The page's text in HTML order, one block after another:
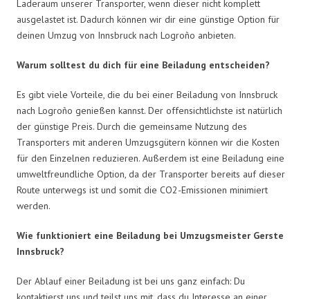
Laderaum unserer Transporter, wenn dieser nicht komplett
ausgelastet ist. Dadurch können wir dir eine günstige Option für
deinen Umzug von Innsbruck nach Logroño anbieten.
Warum solltest du dich für eine Beiladung entscheiden?
Es gibt viele Vorteile, die du bei einer Beiladung von Innsbruck
nach Logroño genießen kannst. Der offensichtlichste ist natürlich
der günstige Preis. Durch die gemeinsame Nutzung des
Transporters mit anderen Umzugsgütern können wir die Kosten
für den Einzelnen reduzieren. Außerdem ist eine Beiladung eine
umweltfreundliche Option, da der Transporter bereits auf dieser
Route unterwegs ist und somit die CO2-Emissionen minimiert
werden.
Wie funktioniert eine Beiladung bei Umzugsmeister Gerste
Innsbruck?
Der Ablauf einer Beiladung ist bei uns ganz einfach: Du